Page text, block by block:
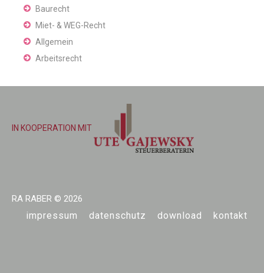
Baurecht
Miet- & WEG-Recht
Allgemein
Arbeitsrecht
IN KOOPERATION MIT
RA RABER © 2026
impressum datenschutz download kontakt